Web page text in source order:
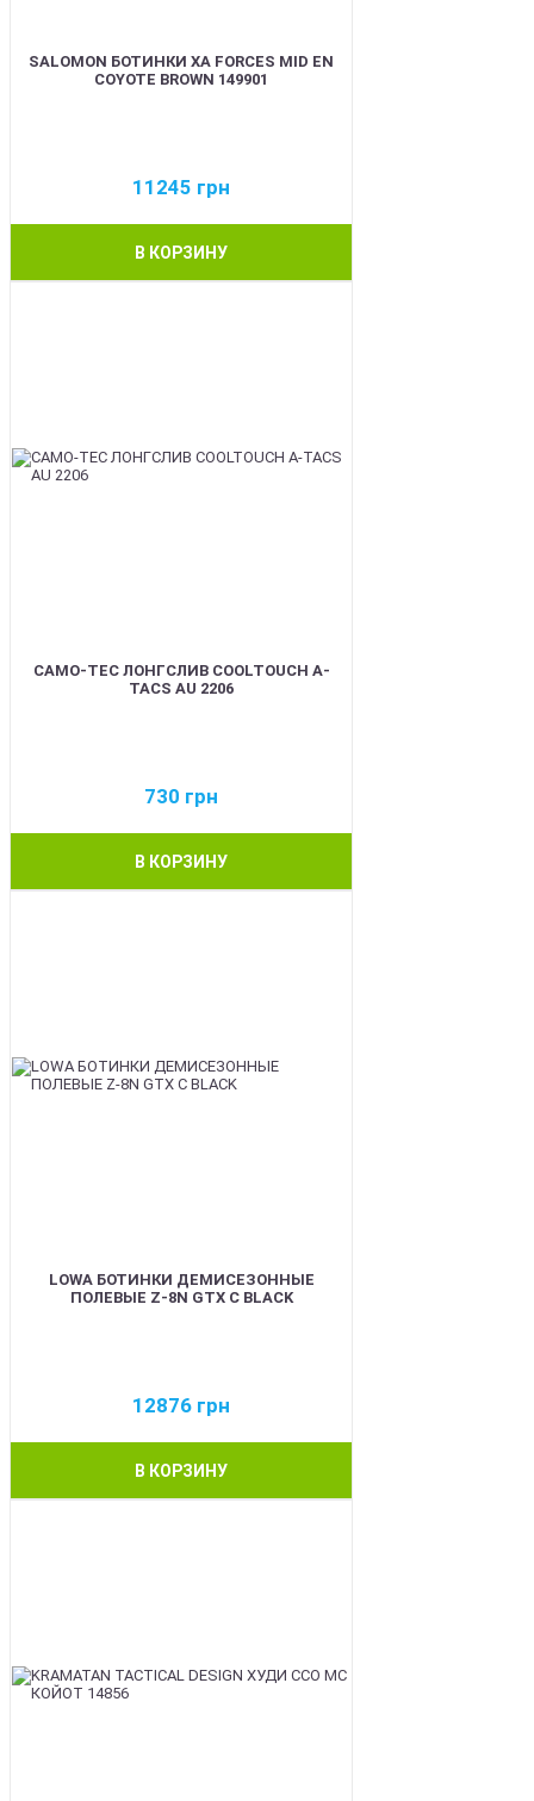
SALOMON БОТИНКИ XA FORCES MID EN
COYOTE BROWN 149901
11245 грн
В КОРЗИНУ
CAMO-TEC ЛОНГСЛИВ COOLTOUCH A-
TACS AU 2206
730 грн
В КОРЗИНУ
LOWA БОТИНКИ ДЕМИСЕЗОННЫЕ
ПОЛЕВЫЕ Z-8N GTX C BLACK
12876 грн
В КОРЗИНУ